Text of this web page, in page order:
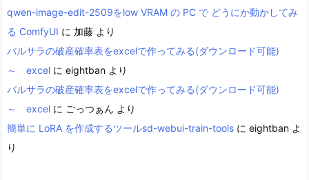
qwen-image-edit-2509をlow VRAM の PC で どうにか動かしてみ
る ComfyUI に 加藤 より
バルサラの破産確率表をexcelで作ってみる(ダウンロード可能)
～ excel に eightban より
バルサラの破産確率表をexcelで作ってみる(ダウンロード可能)
～ excel に ごっつぁん より
簡単に LoRA を作成するツールsd-webui-train-tools に eightban よ
り